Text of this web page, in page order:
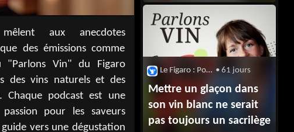
Château Dassault
Le Figaro : Podcasts : Parlons Vin • 61 jours
Mettre un glaçon dans
son vin blanc ne serait
pas toujours un sacrilège